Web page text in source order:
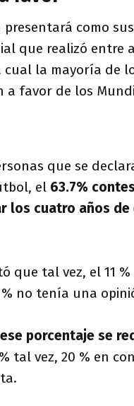
presentará como
que realizó entre
cual la mayoría de
a favor de los
que se
el 63.7%
los cuatro años de
que tal vez, el 11
no tenía una
porcentaje se
tal vez, 20 % en